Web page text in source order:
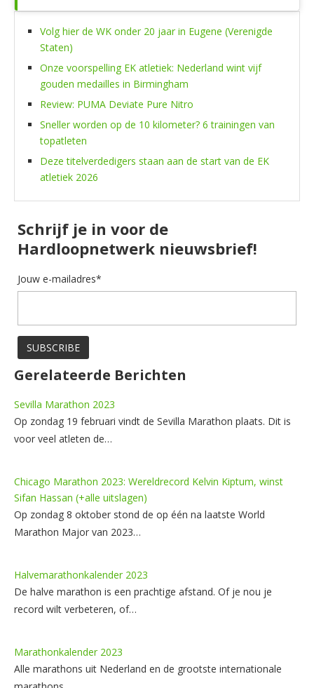
Volg hier de WK onder 20 jaar in Eugene (Verenigde
Staten)
Onze voorspelling EK atletiek: Nederland wint vijf
gouden medailles in Birmingham
Review: PUMA Deviate Pure Nitro
Sneller worden op de 10 kilometer? 6 trainingen van
topatleten
Deze titelverdedigers staan aan de start van de EK
atletiek 2026
Schrijf je in voor de
Hardloopnetwerk nieuwsbrief!
Jouw e-mailadres*
Gerelateerde Berichten
Sevilla Marathon 2023
Op zondag 19 februari vindt de Sevilla Marathon plaats. Dit is
voor veel atleten de…
Chicago Marathon 2023: Wereldrecord Kelvin Kiptum, winst
Sifan Hassan (+alle uitslagen)
Op zondag 8 oktober stond de op één na laatste World
Marathon Major van 2023…
Halvemarathonkalender 2023
De halve marathon is een prachtige afstand. Of je nou je
record wilt verbeteren, of…
Marathonkalender 2023
Alle marathons uit Nederland en de grootste internationale